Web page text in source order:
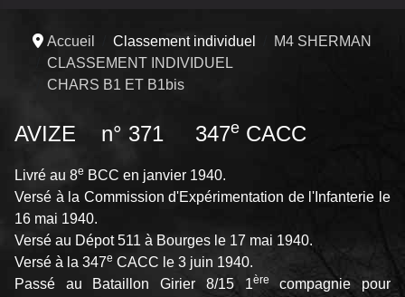
Accueil Classement individuel
M4 SHERMAN
CLASSEMENT INDIVIDUEL
CHARS B1 ET B1bis
AVIZE n° 371 347e CACC
Livré au 8e BCC en janvier 1940.
Versé à la Commission d'Expérimentation de l'Infanterie le
16 mai 1940.
Versé au Dépot 511 à Bourges le 17 mai 1940.
Versé à la 347e CACC le 3 juin 1940.
Passé au Bataillon Girier 8/15 1èrecompagnie pour